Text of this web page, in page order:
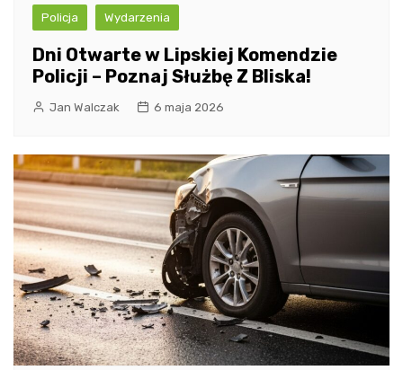
Policja Wydarzenia
Dni Otwarte w Lipskiej Komendzie
Policji – Poznaj Służbę Z Bliska!
Jan Walczak 6 maja 2026